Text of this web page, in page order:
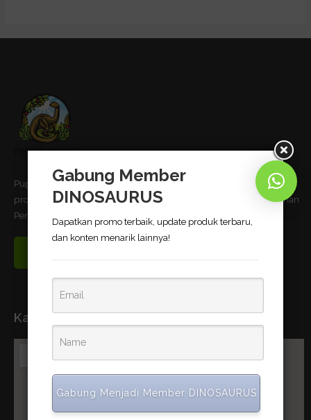
Pupuk Bio-Organik DINOSAURUS terbukti dapat meningkatkan
produktivitas pertanian dan telah memnuhi standar uji Kementerian
Pertanian Republik Indonesia.
Kantor Pusat
Gabung Member
DINOSAURUS
Dapatkan promo terbaik, update produk terbaru,
dan konten menarik lainnya!
Gabung Menjadi Member DINOSAURUS